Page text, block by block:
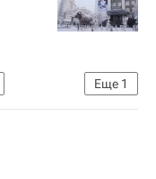
Еще 1